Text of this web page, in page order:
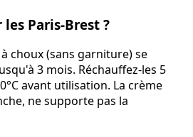
Paris-Brest ?
choux (sans garniture) se
3 mois. Réchauffez-les 5
avant utilisation. La crème
ne supporte pas la